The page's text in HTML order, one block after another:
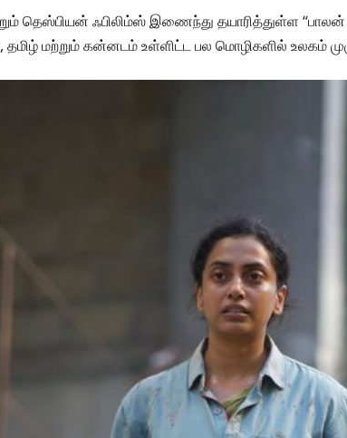
தெஸ்பியன் ஃபிலிம்ஸ் இணைந்து தயாரித்துள்ள
மற்றும் கன்னடம் உள்ளிட்ட பல மொழிகளில் உலகம்